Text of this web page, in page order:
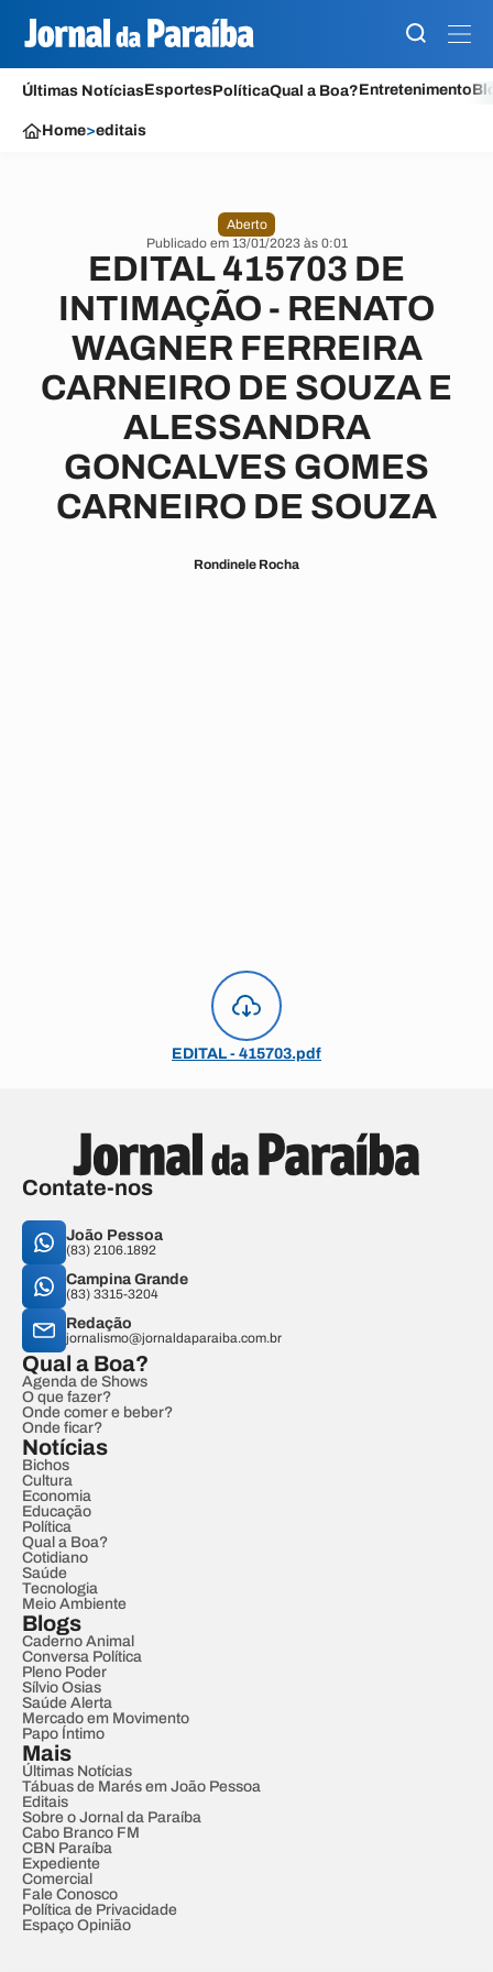
Últimas NotíciasEsportesPolíticaQual a Boa?Entretenimento
Home>editais
Aberto
Publicado em 13/01/2023 às 0:01
EDITAL 415703 DE
INTIMAÇÃO - RENATO
WAGNER FERREIRA
CARNEIRO DE SOUZA E
ALESSANDRA
GONCALVES GOMES
CARNEIRO DE SOUZA
Rondinele Rocha
EDITAL - 415703.pdf
Contate-nos
João Pessoa
(83) 2106.1892
Campina Grande
(83) 3315-3204
Redação
jornalismo@jornaldaparaiba.com.br
Qual a Boa?
Agenda de Shows
O que fazer?
Onde comer e beber?
Onde ficar?
Notícias
Bichos
Cultura
Economia
Educação
Política
Qual a Boa?
Cotidiano
Saúde
Tecnologia
Meio Ambiente
Blogs
Caderno Animal
Conversa Política
Pleno Poder
Sílvio Osias
Saúde Alerta
Mercado em Movimento
Papo Íntimo
Mais
Últimas Notícias
Tábuas de Marés em João Pessoa
Editais
Sobre o Jornal da Paraíba
Cabo Branco FM
CBN Paraíba
Expediente
Comercial
Fale Conosco
Política de Privacidade
Espaço Opinião